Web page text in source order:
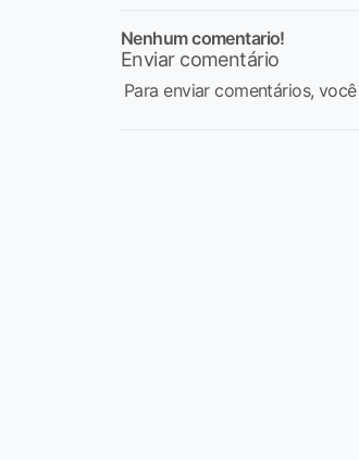
Nenhum comentario!
Enviar comentário
Para enviar comentários,